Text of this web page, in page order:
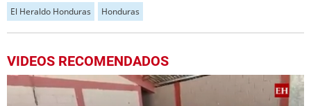
El Heraldo Honduras Honduras
VIDEOS RECOMENDADOS